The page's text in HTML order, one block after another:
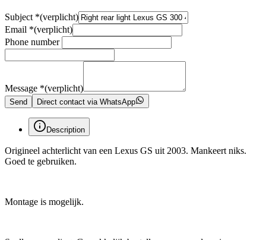
Subject *(verplicht)
Email *(verplicht)
Phone number
Message *(verplicht)
Send Direct contact via WhatsApp
Description
Origineel achterlicht van een Lexus GS uit 2003. Mankeert niks.
Goed te gebruiken.
Montage is mogelijk.